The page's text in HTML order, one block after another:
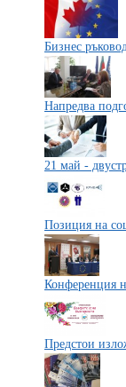
Бизнес
Напредва
21 май -
Позиция на
Конференция
Предстои